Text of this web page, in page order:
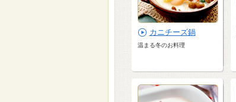
カニチーズ鍋
温まる冬のお料理